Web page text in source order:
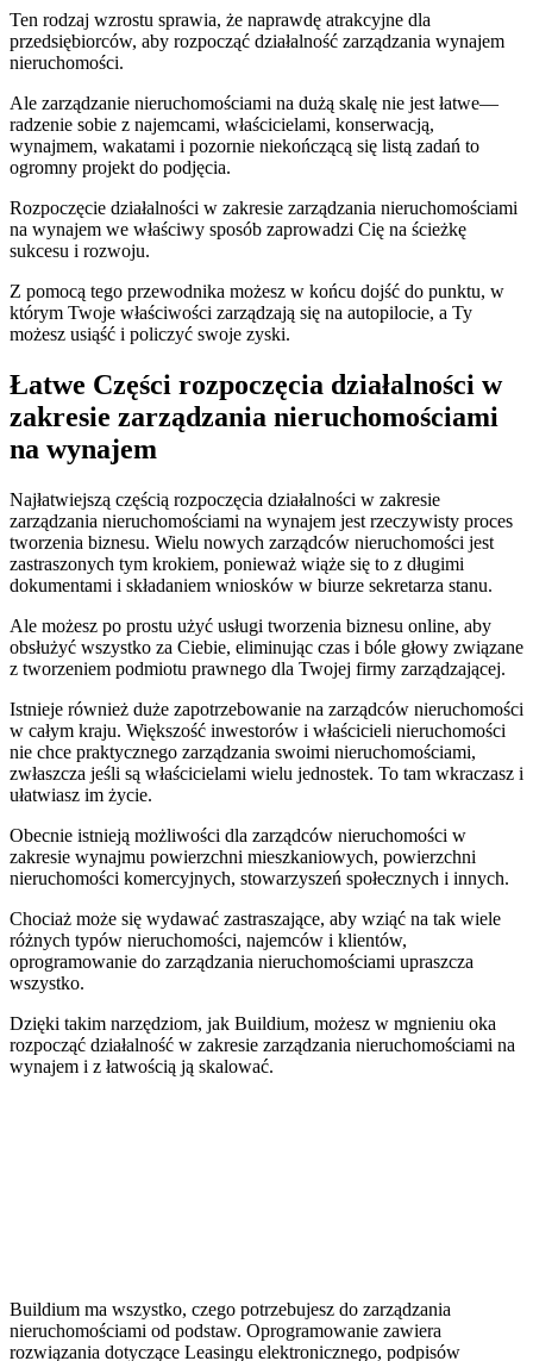
Ten rodzaj wzrostu sprawia, że naprawdę atrakcyjne dla
przedsiębiorców, aby rozpocząć działalność zarządzania wynajem
nieruchomości.
Ale zarządzanie nieruchomościami na dużą skalę nie jest łatwe—
radzenie sobie z najemcami, właścicielami, konserwacją,
wynajmem, wakatami i pozornie niekończącą się listą zadań to
ogromny projekt do podjęcia.
Rozpoczęcie działalności w zakresie zarządzania nieruchomościami
na wynajem we właściwy sposób zaprowadzi Cię na ścieżkę
sukcesu i rozwoju.
Z pomocą tego przewodnika możesz w końcu dojść do punktu, w
którym Twoje właściwości zarządzają się na autopilocie, a Ty
możesz usiąść i policzyć swoje zyski.
Łatwe Części rozpoczęcia działalności w
zakresie zarządzania nieruchomościami
na wynajem
Najłatwiejszą częścią rozpoczęcia działalności w zakresie
zarządzania nieruchomościami na wynajem jest rzeczywisty proces
tworzenia biznesu. Wielu nowych zarządców nieruchomości jest
zastraszonych tym krokiem, ponieważ wiąże się to z długimi
dokumentami i składaniem wniosków w biurze sekretarza stanu.
Ale możesz po prostu użyć usługi tworzenia biznesu online, aby
obsłużyć wszystko za Ciebie, eliminując czas i bóle głowy związane
z tworzeniem podmiotu prawnego dla Twojej firmy zarządzającej.
Istnieje również duże zapotrzebowanie na zarządców nieruchomości
w całym kraju. Większość inwestorów i właścicieli nieruchomości
nie chce praktycznego zarządzania swoimi nieruchomościami,
zwłaszcza jeśli są właścicielami wielu jednostek. To tam wkraczasz i
ułatwiasz im życie.
Obecnie istnieją możliwości dla zarządców nieruchomości w
zakresie wynajmu powierzchni mieszkaniowych, powierzchni
nieruchomości komercyjnych, stowarzyszeń społecznych i innych.
Chociaż może się wydawać zastraszające, aby wziąć na tak wiele
różnych typów nieruchomości, najemców i klientów,
oprogramowanie do zarządzania nieruchomościami upraszcza
wszystko.
Dzięki takim narzędziom, jak Buildium, możesz w mgnieniu oka
rozpocząć działalność w zakresie zarządzania nieruchomościami na
wynajem i z łatwością ją skalować.
Buildium ma wszystko, czego potrzebujesz do zarządzania
nieruchomościami od podstaw. Oprogramowanie zawiera
rozwiązania dotyczące Leasingu elektronicznego, podpisów